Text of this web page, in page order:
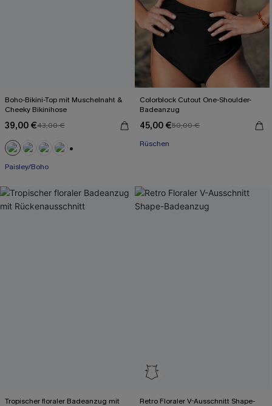
Boho-Bikini-Top mit Muschelnaht &
Cheeky Bikinihose
39,00 €43,00 €
Paisley/Boho
Colorblock Cutout One-Shoulder-
Badeanzug
45,00 €50,00 €
Rüschen
Tropischer floraler Badeanzug mit
Retro Floraler V-Ausschnitt Shape-